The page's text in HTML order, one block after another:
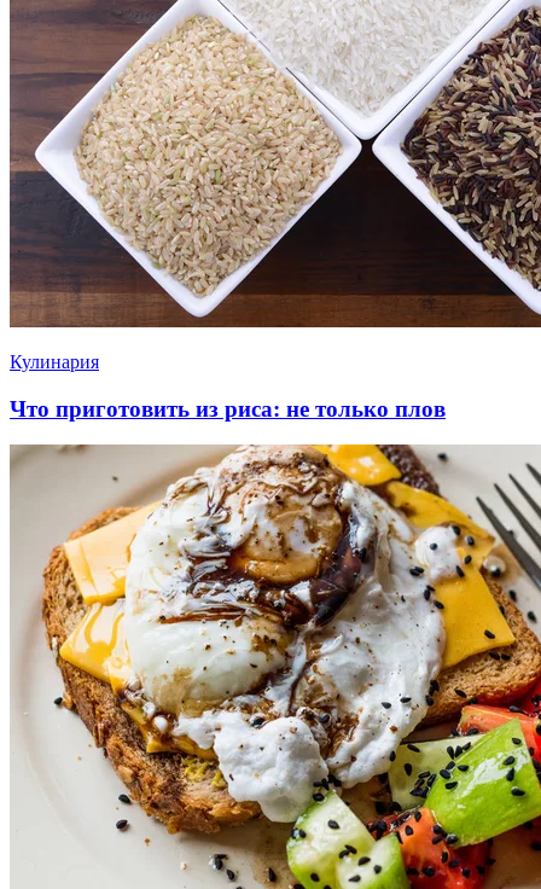
Кулинария
Что приготовить из риса: не только плов